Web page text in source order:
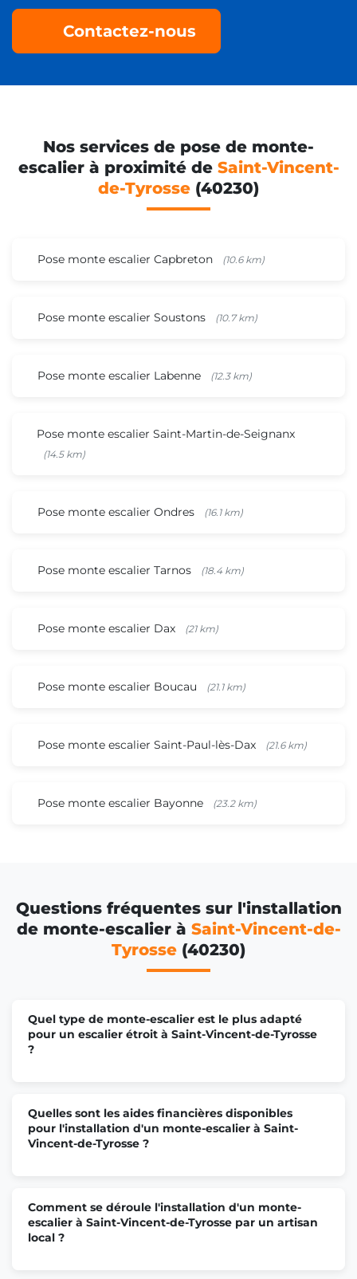
Contactez-nous
Nos services de pose de monte-
escalier à proximité de Saint-Vincent-
de-Tyrosse (40230)
Pose monte escalier Capbreton (10.6 km)
Pose monte escalier Soustons (10.7 km)
Pose monte escalier Labenne (12.3 km)
Pose monte escalier Saint-Martin-de-Seignanx
(14.5 km)
Pose monte escalier Ondres (16.1 km)
Pose monte escalier Tarnos (18.4 km)
Pose monte escalier Dax (21 km)
Pose monte escalier Boucau (21.1 km)
Pose monte escalier Saint-Paul-lès-Dax (21.6 km)
Pose monte escalier Bayonne (23.2 km)
Questions fréquentes sur l'installation
de monte-escalier à Saint-Vincent-de-
Tyrosse (40230)
Quel type de monte-escalier est le plus adapté
pour un escalier étroit à Saint-Vincent-de-Tyrosse
?
Quelles sont les aides financières disponibles
pour l'installation d'un monte-escalier à Saint-
Vincent-de-Tyrosse ?
Comment se déroule l'installation d'un monte-
escalier à Saint-Vincent-de-Tyrosse par un artisan
local ?